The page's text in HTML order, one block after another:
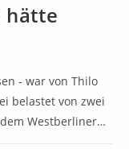
hätte
- war von Thilo
belastet von zwei
Westberliner…